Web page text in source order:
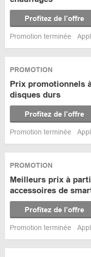
Profitez de l’offre
Promotion terminée
PROMOTION
Prix promotionnels
disques durs
Profitez de l’offre
Promotion terminée
PROMOTION
Meilleurs prix à
accessoires de
Profitez de l’offre
Promotion terminée